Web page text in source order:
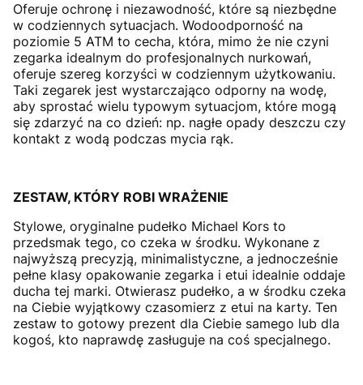
Oferuje ochronę i niezawodność, które są niezbędne
w codziennych sytuacjach. Wodoodporność na
poziomie 5 ATM to cecha, która, mimo że nie czyni
zegarka idealnym do profesjonalnych nurkowań,
oferuje szereg korzyści w codziennym użytkowaniu.
Taki zegarek jest wystarczająco odporny na wodę,
aby sprostać wielu typowym sytuacjom, które mogą
się zdarzyć na co dzień: np. nagłe opady deszczu czy
kontakt z wodą podczas mycia rąk.
ZESTAW, KTÓRY ROBI WRAŻENIE
Stylowe, oryginalne pudełko Michael Kors to
przedsmak tego, co czeka w środku. Wykonane z
najwyższą precyzją, minimalistyczne, a jednocześnie
pełne klasy opakowanie zegarka i etui idealnie oddaje
ducha tej marki. Otwierasz pudełko, a w środku czeka
na Ciebie wyjątkowy czasomierz z etui na karty. Ten
zestaw to gotowy prezent dla Ciebie samego lub dla
kogoś, kto naprawdę zasługuje na coś specjalnego.